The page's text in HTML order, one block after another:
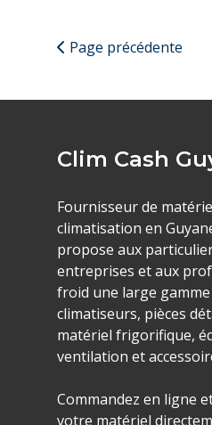
Page précédente
Clim Cash
Fournisseur de
climatisation en
propose aux
entreprises et aux
froid une large gamme
climatiseurs, pièces
matériel frigorifique,
ventilation et
Commandez en ligne
votre matériel